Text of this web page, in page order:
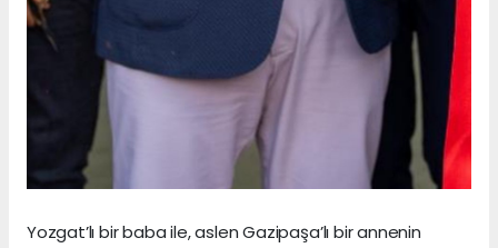
Yozgat’lı bir baba ile, aslen Gazipaşa’lı bir annenin